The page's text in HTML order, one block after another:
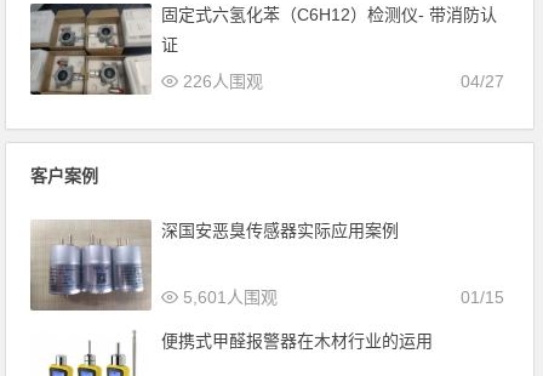
固定式六氢化苯（C6H12）检测仪- 带消防认
证
04/27
226人围观
客户案例
深国安恶臭传感器实际应用案例
01/15
5,601人围观
便携式甲醛报警器在木材行业的运用